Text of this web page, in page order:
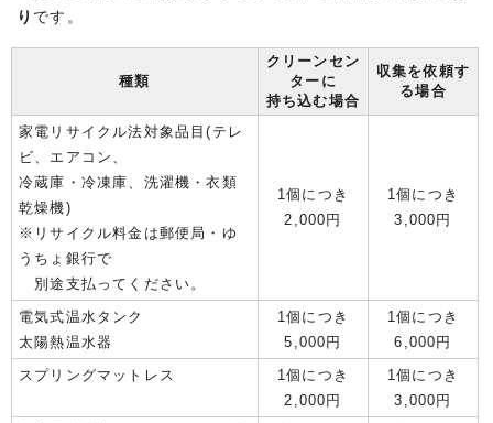
り です。
種類
クリーンセン
ターに
持ち込む場合
収集を依頼す
る場合
家電リサイクル法対象品目(テレ
ビ、エアコン、
冷蔵庫・冷凍庫、洗濯機・衣類
乾燥機)
※リサイクル料金は郵便局・ゆ
うちょ銀行で
別途支払ってください。
1個につき
2,000円
1個につき
3,000円
電気式温水タンク
太陽熱温水器
1個につき
5,000円
1個につき
6,000円
スプリングマットレス
1個につき
2,000円
1個につき
3,000円